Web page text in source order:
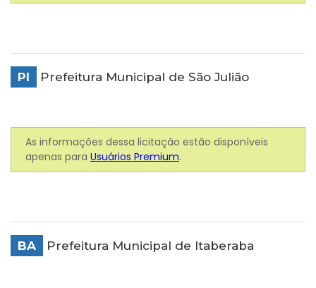
PI Prefeitura Municipal de São Julião
As informações dessa licitação estão disponíveis
apenas para Usuários Premium.
BA Prefeitura Municipal de Itaberaba